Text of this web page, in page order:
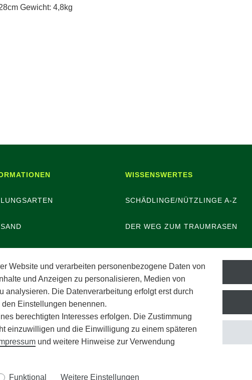
Gewicht: 4,8kg
WISSENSWERTES
SCHÄDLINGE/NÜTZLINGE A-Z
DER WEG ZUM TRAUMRASEN
Website und verarbeiten personenbezogene Daten von
und Anzeigen zu personalisieren, Medien von
analysieren. Die Datenverarbeitung erfolgt erst durch
Einstellungen benennen.
berechtigten Interesses erfolgen. Die Zustimmung
einzuwilligen und die Einwilligung zu einem späteren
und weitere Hinweise zur Verwendung
Funktional Weitere Einstellungen